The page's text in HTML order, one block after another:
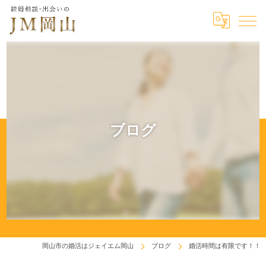
ブログ
岡山市の婚活はジェイエム岡山 ブログ 婚活時間は有限です！！